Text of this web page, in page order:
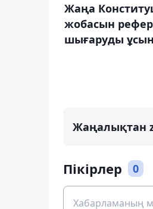
Жаңа
жобасын
шығаруды
Жаңалықтан
Пікірлер 0